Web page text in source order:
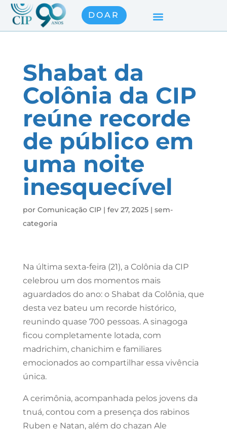
DOAR
Shabat da
Colônia da CIP
reúne recorde
de público em
uma noite
inesquecível
por Comunicação CIP| fev 27, 2025| sem-
categoria
Na última sexta-feira (21), a Colônia da CIP
celebrou um dos momentos mais
aguardados do ano: o Shabat da Colônia, que
desta vez bateu um recorde histórico,
reunindo quase 700 pessoas. A sinagoga
ficou completamente lotada, com
madrichim, chanichim e familiares
emocionados ao compartilhar essa vivência
única.
A cerimônia, acompanhada pelos jovens da
tnuá, contou com a presença dos rabinos
Ruben e Natan, além do chazan Ale